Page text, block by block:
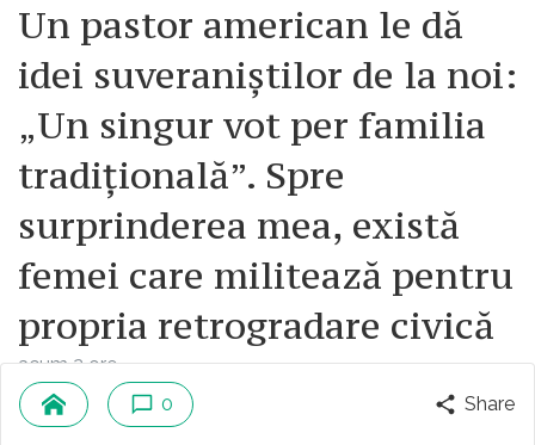
Un pastor american le dă
idei suveraniștilor de la noi:
„Un singur vot per familia
tradițională”. Spre
surprinderea mea, există
femei care militează pentru
propria retrogradare civică
acum 2 ore
0
Share